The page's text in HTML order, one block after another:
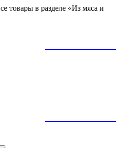
товары в разделе «Из мяса и